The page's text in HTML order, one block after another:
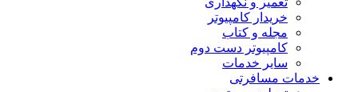
خریدار کامپیوتر
مجله و کتاب
کامپیوتر دست دوم
سایر خدمات
خدمات مسافرتی